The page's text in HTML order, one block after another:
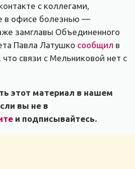
с коллегами,
в офисе болезнью —
замглавы Объединенного
Павла Латушко сообщил в
что связи с Мельниковой нет с
этот материал в нашем
вы не в
и подписывайтесь.